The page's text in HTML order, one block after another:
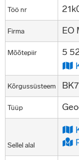
Töö nr
Firma EO
Mõõtepiir
5
Kõrgussüsteem
Tüüp
Sellel alal